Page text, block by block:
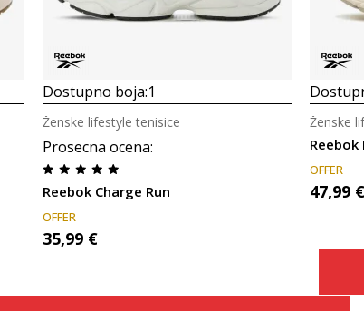
Dostupno boja:1
Prosecna ocena:
Reebok Charge Run
Ženske lifestyle tenisice
OFFER
35,99 €
Reebok
Ženske
OFFER
47,99 €